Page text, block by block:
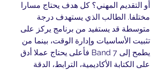
أو التقديم المهني؟ كل هدف يحتاج مسارا
مختلفا. الطالب الذي يستهدف درجة
متوسطة قد يستفيد من برنامج يركز على
تثبيت الأساسيات وإدارة الوقت، بينما من
يطمح إلى Band 7 فأعلى يحتاج عملا أدق
على الكتابة الأكاديمية، الترابط، الدقة